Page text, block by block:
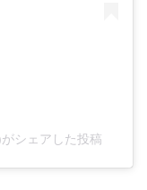
シェアした投稿